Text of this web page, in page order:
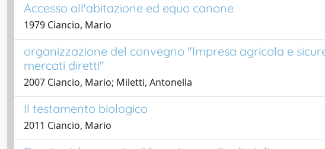
Accesso all'abitazione ed equo canone
1979 Ciancio, Mario
organizzazione del convegno "Impresa agricola e
mercati diretti"
2007 Ciancio, Mario; Miletti, Antonella
Il testamento biologico
2011 Ciancio, Mario